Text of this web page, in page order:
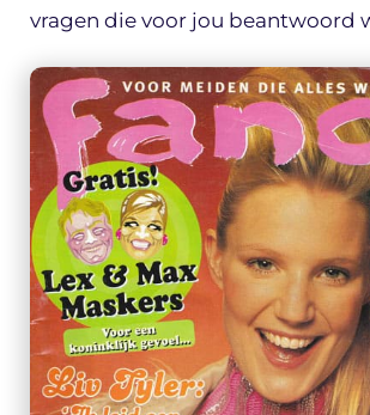
vragen die voor jou beantwoord